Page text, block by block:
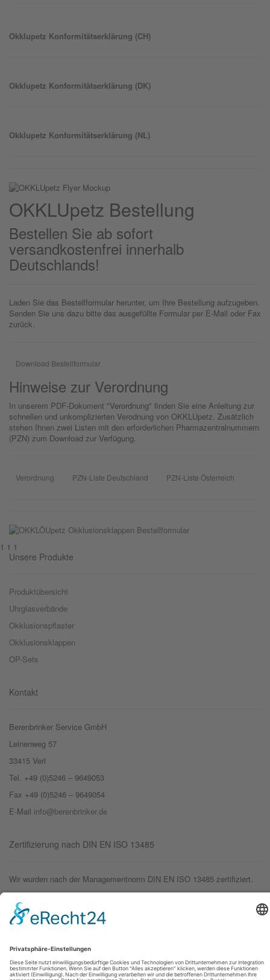
Okklupetz Konformitätserklärung (CH)
Okklupetz Konformitätserklärung (DK)
Okklupetz Konformitätserklärung (NL)
OKKLUpetz Bestellung
Bestellen Sie ab sofort
versandkostenfrei innerhalb
Deutschlands!
Laden Sie das Bestellformular herunter, um Ihre Bestellung aufzugeben.
Senden Sie uns dazu bitte das ausgefüllte Formular per E-Mail oder Fax
zurück.
Download Bestellformular
Hinweise zur Verordnung
In unserem PDF-Dokument "Verordnung" finden Sie eine Anleitung zur
schnellen und unkomplizierten Verodnung von OKKLUpetz. Zusätzlich
stehen Ihnen zwei Listen mit den erforderlichen Pharmazentralnummern
(PZN) zum Download zur Verfügung.
Verordnung PZN-Liste Deutschland PZN-Liste Österreich
1 1 1
Unsere Produkte
Produktübersicht
Uhrglasverbände
Okklusionspflaster
Okklusionsklappen
OP-Sets
Kontakt
Berenbrinker Service GmbH
Leinenweg 57
33415 Verl
Tel. +49 (0)5246 – 9649053
Fax +49 (0)5246 – 9649054
E-Mail info@berenbrinker.de
Zertifizierung nach DIN EN ISO 13485
Wir wurden nach der Managementnorm DIN EN ISO 13485 zertifiziert.
© 2019 – Berenbrinker Service GmbH
Impressum Datenschutzerklärung Login Logout